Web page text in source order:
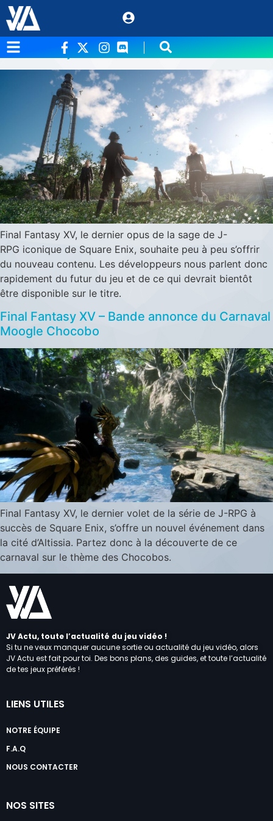
Étiquette : Final fantasy XV
Final Fantasy XV – Les développeurs parlent
du futur du jeu
Final Fantasy XV, le dernier opus de la sage de J-
RPG iconique de Square Enix, souhaite peu à peu s’offrir
du nouveau contenu. Les développeurs nous parlent donc
rapidement du futur du jeu et de ce qui devrait bientôt
être disponible sur le titre.
Final Fantasy XV – Bande annonce du Carnaval
Moogle Chocobo
Final Fantasy XV, le dernier volet de la série de J-RPG à
succès de Square Enix, s’offre un nouvel événement dans
la cité d’Altissia. Partez donc à la découverte de ce
carnaval sur le thème des Chocobos.
JV Actu, toute l’actualité du jeu vidéo !
Si tu ne veux manquer aucune sortie ou actualité du jeu vidéo, alors
JV Actu est fait pour toi. Des bons plans, des guides, et toute l’actualité
de tes jeux préférés !
LIENS UTILES
NOTRE ÉQUIPE
F.A.Q
NOUS CONTACTER
NOS SITES